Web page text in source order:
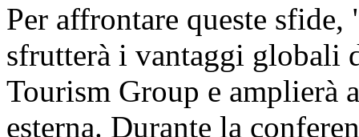
Per affrontare queste
sfrutterà i vantaggi globali
Tourism Group e amplierà
esterna. Durante la